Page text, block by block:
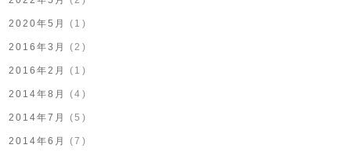
2020年5月 (1)
2016年3月 (2)
2016年2月 (1)
2014年8月 (4)
2014年7月 (5)
2014年6月 (7)